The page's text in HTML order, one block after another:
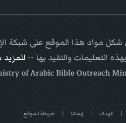
مواد هذا الموقع على شبكة
التعليمات والتقيد بها --
Arabic Bible Outreach
| الهدف | إيماننا | خريطة الموقع